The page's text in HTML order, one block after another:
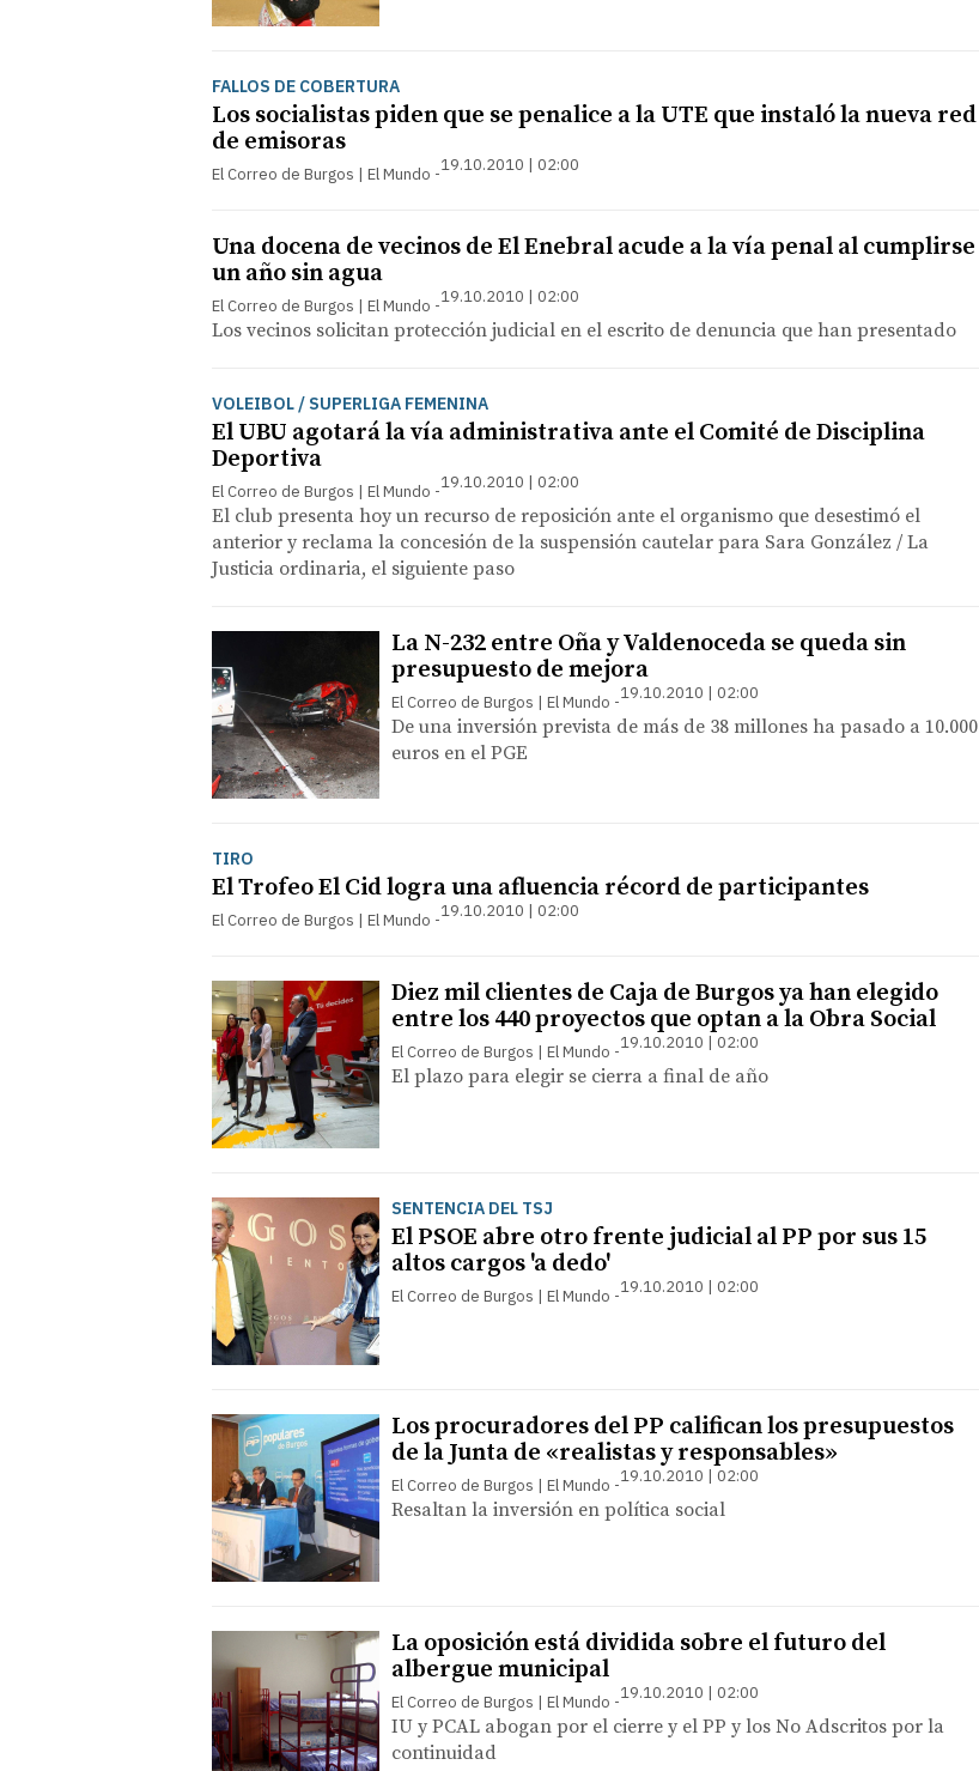
FALLOS DE COBERTURA
Los socialistas piden que se penalice a la UTE que instaló la nueva red
de emisoras
El Correo de Burgos | El Mundo 19.10.2010 | 02:00
Una docena de vecinos de El Enebral acude a la vía penal al cumplirse
un año sin agua
El Correo de Burgos | El Mundo 19.10.2010 | 02:00
Los vecinos solicitan protección judicial en el escrito de denuncia que han presentado
VOLEIBOL / SUPERLIGA FEMENINA
El UBU agotará la vía administrativa ante el Comité de Disciplina
Deportiva
El Correo de Burgos | El Mundo 19.10.2010 | 02:00
El club presenta hoy un recurso de reposición ante el organismo que desestimó el
anterior y reclama la concesión de la suspensión cautelar para Sara González / La
Justicia ordinaria, el siguiente paso
La N-232 entre Oña y Valdenoceda se queda sin
presupuesto de mejora
El Correo de Burgos | El Mundo 19.10.2010 | 02:00
De una inversión prevista de más de 38 millones ha pasado a 10.000
euros en el PGE
TIRO
El Trofeo El Cid logra una afluencia récord de participantes
El Correo de Burgos | El Mundo 19.10.2010 | 02:00
Diez mil clientes de Caja de Burgos ya han elegido
entre los 440 proyectos que optan a la Obra Social
El Correo de Burgos | El Mundo 19.10.2010 | 02:00
El plazo para elegir se cierra a final de año
SENTENCIA DEL TSJ
El PSOE abre otro frente judicial al PP por sus 15
altos cargos 'a dedo'
El Correo de Burgos | El Mundo 19.10.2010 | 02:00
Los procuradores del PP califican los presupuestos
de la Junta de «realistas y responsables»
El Correo de Burgos | El Mundo 19.10.2010 | 02:00
Resaltan la inversión en política social
La oposición está dividida sobre el futuro del
albergue municipal
El Correo de Burgos | El Mundo 19.10.2010 | 02:00
IU y PCAL abogan por el cierre y el PP y los No Adscritos por la
continuidad